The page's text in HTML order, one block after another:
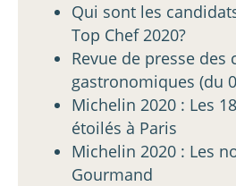
Qui sont les
Top Chef 2020?
Revue de presse des
gastronomiques (du
Michelin 2020 : Les
étoilés à Paris
Michelin 2020 : Les
Gourmand